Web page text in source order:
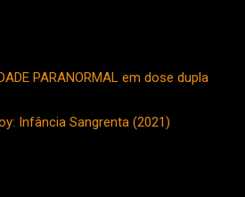
PARANORMAL em dose dupla
Infância Sangrenta (2021)